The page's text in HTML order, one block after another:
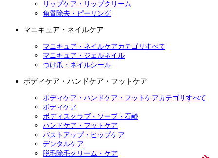
リップケア・リップクリーム
角質除去・ピーリング
マニキュア・ネイルケア
マニキュア・ネイルケアカテゴリすべて
マニキュア・ジェルネイル
つけ爪・ネイルシール
ボディケア・ハンドケア・フットケア
ボディケア・ハンドケア・フットケアカテゴリすべて
ボディケア
ボディスクラブ・ソープ・石鹸
ハンドケア・フットケア
バストアップ・ヒップケア
デンタルケア
脱毛除毛クリーム・ケア